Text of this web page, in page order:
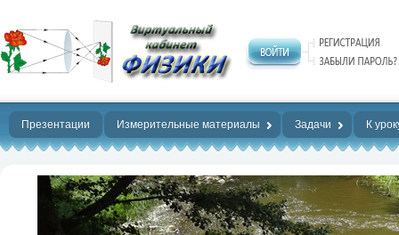
Нет предела
совершенству!
Презентации Измерительные материалы Задачи К